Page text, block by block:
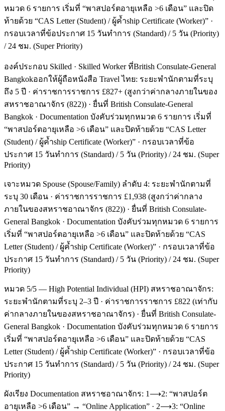
หมวด 6 รายการ เริ่มที่ “พาสปอร์ตอายุเหลือ >6 เดือน” และปิด
ท้ายด้วย “CAS Letter (Student) / ผู้ค้ำship Certificate (Worker)” ·
กรอบเวลาที่ข้อประกาศ 15 วันทำการ (Standard) / 5 วัน (Priority)
/ 24 ชม. (Super Priority)
องค์ประกอบ Skilled · Skilled Worker ที่British Consulate-General
Bangkokออกให้ผู้ถือหนังสือ Travel ไทย: ระยะพำนักตามที่ระบุ
ถึง 5 ปี · ค่าราชการราชการ £827+ (สูงกว่าค่ากลางภายในของ
สหราชอาณาจักร (822)) · ยื่นที่ British Consulate-General
Bangkok · Documentation บังคับร่วมทุกหมวด 6 รายการ เริ่มที่
“พาสปอร์ตอายุเหลือ >6 เดือน” และปิดท้ายด้วย “CAS Letter
(Student) / ผู้ค้ำship Certificate (Worker)” · กรอบเวลาที่ข้อ
ประกาศ 15 วันทำการ (Standard) / 5 วัน (Priority) / 24 ชม. (Super
Priority)
เจาะหมวด Spouse (Spouse/Family) ลำดับ 4: ระยะพำนักตามที่
ระบุ 30 เดือน · ค่าราชการราชการ £1,938 (สูงกว่าค่ากลาง
ภายในของสหราชอาณาจักร (822)) · ยื่นที่ British Consulate-
General Bangkok · Documentation บังคับร่วมทุกหมวด 6 รายการ
เริ่มที่ “พาสปอร์ตอายุเหลือ >6 เดือน” และปิดท้ายด้วย “CAS
Letter (Student) / ผู้ค้ำship Certificate (Worker)” · กรอบเวลาที่ข้อ
ประกาศ 15 วันทำการ (Standard) / 5 วัน (Priority) / 24 ชม. (Super
Priority)
หมวด 5/5 — High Potential Individual (HPI) สหราชอาณาจักร:
ระยะพำนักตามที่ระบุ 2–3 ปี · ค่าราชการราชการ £822 (เท่ากับ
ค่ากลางภายในของสหราชอาณาจักร) · ยื่นที่ British Consulate-
General Bangkok · Documentation บังคับร่วมทุกหมวด 6 รายการ
เริ่มที่ “พาสปอร์ตอายุเหลือ >6 เดือน” และปิดท้ายด้วย “CAS
Letter (Student) / ผู้ค้ำship Certificate (Worker)” · กรอบเวลาที่ข้อ
ประกาศ 15 วันทำการ (Standard) / 5 วัน (Priority) / 24 ชม. (Super
Priority)
ผังเรียง Documentation สหราชอาณาจักร: 1⟶2: “พาสปอร์ต
อายุเหลือ >6 เดือน” → “Online Application” · 2⟶3: “Online